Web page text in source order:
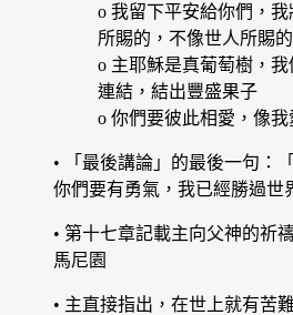
o 我留下平安給你們，
所賜的，不像世人所賜的
o 主耶穌是真葡萄樹，
連結，結出豐盛果子
o 你們要彼此相愛，像
• 「最後講論」的最後一句：
你們要有勇氣，我已經勝過世
• 第十七章記載主向父神的祈
馬尼園
• 主直接指出，在世上就有苦